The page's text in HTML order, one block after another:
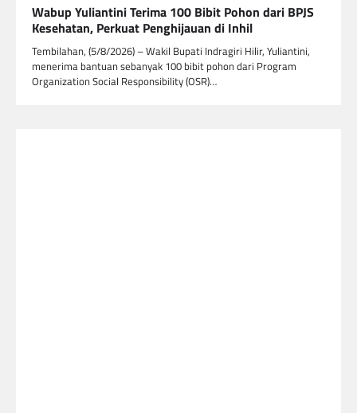
Wabup Yuliantini Terima 100 Bibit Pohon dari BPJS
Kesehatan, Perkuat Penghijauan di Inhil
Tembilahan, (5/8/2026) – Wakil Bupati Indragiri Hilir, Yuliantini,
menerima bantuan sebanyak 100 bibit pohon dari Program
Organization Social Responsibility (OSR)…